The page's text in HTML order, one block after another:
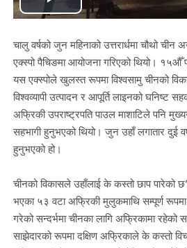
Play
Video
चालु वर्षको जुन महिनाको उत्तरार्धमा चौथो चीन
एक्स्पो पैचिङमा आयोजना गरिएको थियो। १५औँ
यस एक्स्पोले खुलस्त रूपमा विश्वसामु चीनको
विश्वव्यापी उत्पादन र आपूर्ति लाइनको घनिष्ट
अफ्रिकी उपराष्ट्रपति पाउल माशाटिले पनि
सहभागी हुनुभएको थियो। जुन उहाँ लगातार दुई
हुनुभएको हो।
चीनको विकासले उहाँलाई के कस्तो छाप पारेको
भएका ५३ वटा अफ्रिकी मुलुकमाथि सम्पूर्ण
गरेको सन्दर्भमा चीनका लागि अफ्रिकामा रहेको
साझेदारको रूपमा दक्षिण अफ्रिकाले के कस्तो